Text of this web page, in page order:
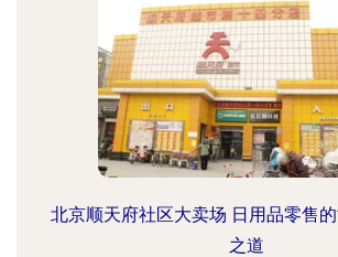
北京顺天府社区大卖场 日用品零售
之道